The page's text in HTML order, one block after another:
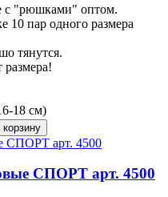
с "рюшками" оптом.
10 пар одного размера
тянутся.
размера!
18 см)
СПОРТ арт. 4500